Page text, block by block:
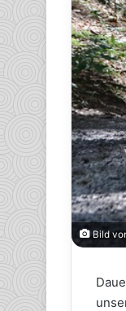
Bild